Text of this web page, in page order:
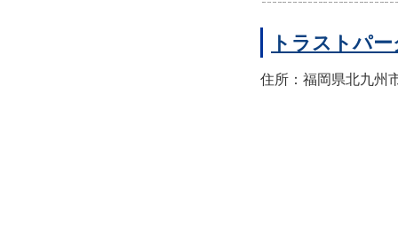
トラストパ
住所：福岡県北九州